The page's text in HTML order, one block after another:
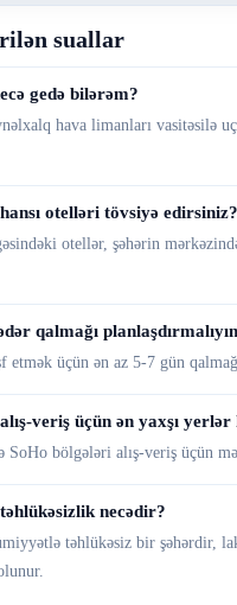
suallar
gedə bilərəm?
hava limanları vasitəsilə
otelləri tövsiyə edirsiniz?
otellər, şəhərin
qalmağı
etmək üçün ən az 5-7 gün
veriş üçün ən yaxşı
SoHo bölgələri alış-veriş üçün
necədir?
təhlükəsiz bir şəhərdir,